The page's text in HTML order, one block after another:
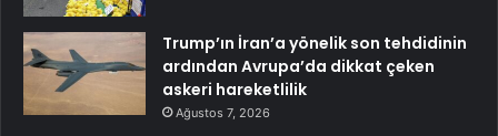
Trump’ın İran’a yönelik son tehdidinin
ardından Avrupa’da dikkat çeken
askeri hareketlilik
Ağustos 7, 2026